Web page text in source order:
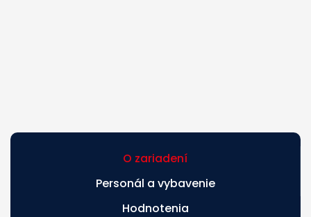
O zariadení
Personál a vybavenie
Hodnotenia